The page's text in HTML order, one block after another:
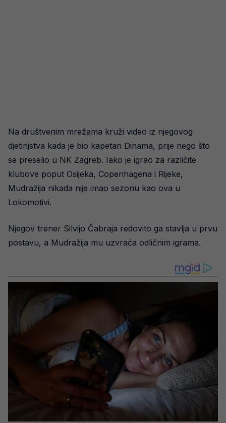
Na društvenim mrežama kruži video iz njegovog
djetinjstva kada je bio kapetan Dinama, prije nego što
se preselio u NK Zagreb. Iako je igrao za različite
klubove poput Osijeka, Copenhagena i Rijeke,
Mudražija nikada nije imao sezonu kao ova u
Lokomotivi.
Njegov trener Silvijo Čabraja redovito ga stavlja u prvu
postavu, a Mudražija mu uzvraća odličnim igrama.